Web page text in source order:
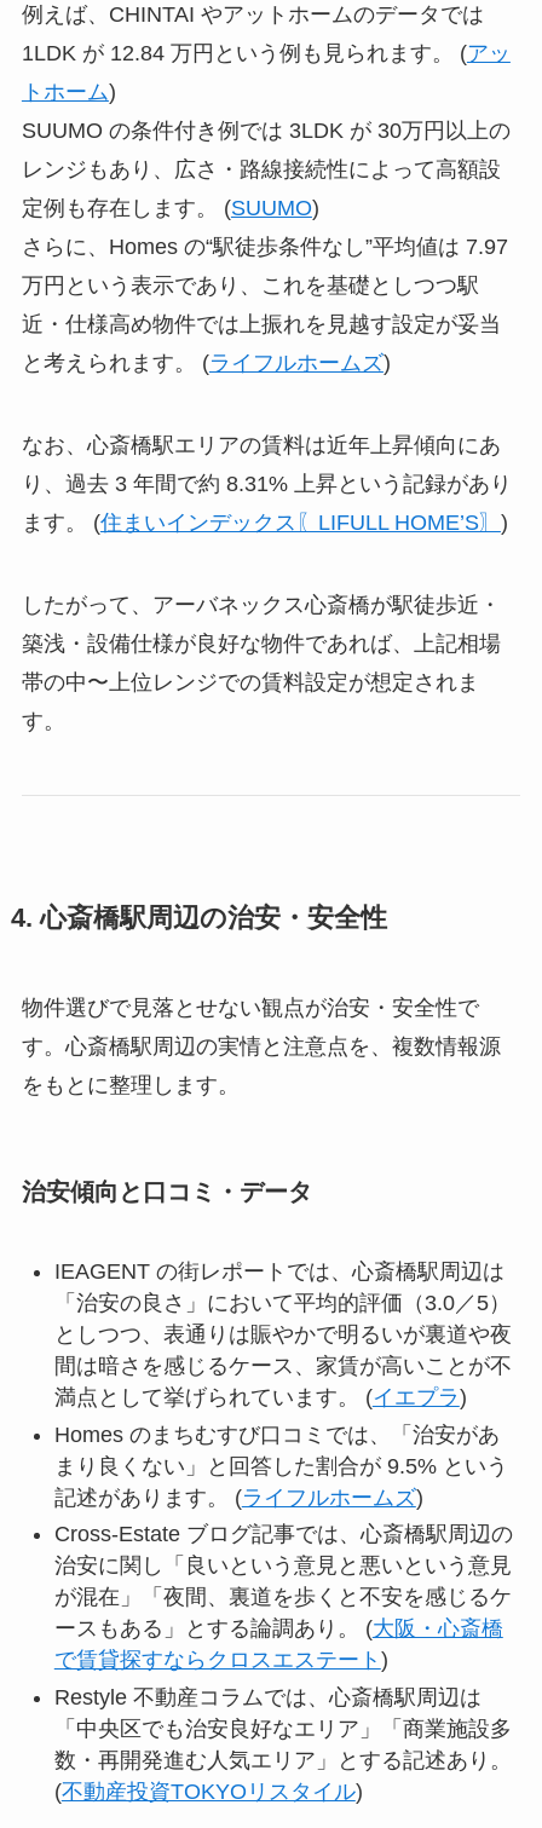
例えば、CHINTAI やアットホームのデータでは
1LDK が 12.84 万円という例も見られます。 (アッ
トホーム)
SUUMO の条件付き例では 3LDK が 30万円以上の
レンジもあり、広さ・路線接続性によって高額設
定例も存在します。 (SUUMO)
さらに、Homes の“駅徒歩条件なし”平均値は 7.97
万円という表示であり、これを基礎としつつ駅
近・仕様高め物件では上振れを見越す設定が妥当
と考えられます。 (ライフルホームズ)
なお、心斎橋駅エリアの賃料は近年上昇傾向にあ
り、過去 3 年間で約 8.31% 上昇という記録があり
ます。 (住まいインデックス〖LIFULL HOME’S〗 )
したがって、アーバネックス心斎橋が駅徒歩近・
築浅・設備仕様が良好な物件であれば、上記相場
帯の中〜上位レンジでの賃料設定が想定されま
す。
4. 心斎橋駅周辺の治安・安全性
物件選びで見落とせない観点が治安・安全性で
す。心斎橋駅周辺の実情と注意点を、複数情報源
をもとに整理します。
治安傾向と口コミ・データ
IEAGENT の街レポートでは、心斎橋駅周辺は
「治安の良さ」において平均的評価（3.0／5）
としつつ、表通りは賑やかで明るいが裏道や夜
間は暗さを感じるケース、家賃が高いことが不
満点として挙げられています。 (イエプラ)
Homes のまちむすび口コミでは、「治安があ
まり良くない」と回答した割合が 9.5% という
記述があります。 (ライフルホームズ)
Cross-Estate ブログ記事では、心斎橋駅周辺の
治安に関し「良いという意見と悪いという意見
が混在」「夜間、裏道を歩くと不安を感じるケ
ースもある」とする論調あり。 (大阪・心斎橋
で賃貸探すならクロスエステート )
Restyle 不動産コラムでは、心斎橋駅周辺は
「中央区でも治安良好なエリア」「商業施設多
数・再開発進む人気エリア」とする記述あり。
(不動産投資TOKYOリスタイル)